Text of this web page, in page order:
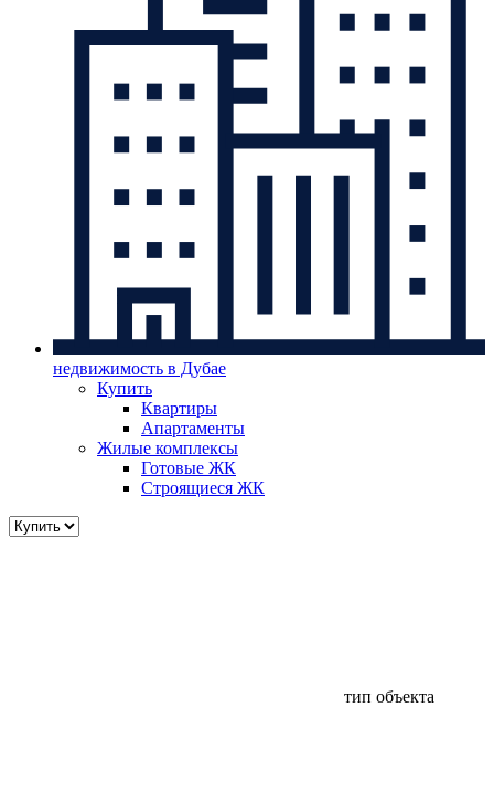
недвижимость в Дубае
Купить
Квартиры
Апартаменты
Жилые комплексы
Готовые ЖК
Строящиеся ЖК
тип объекта